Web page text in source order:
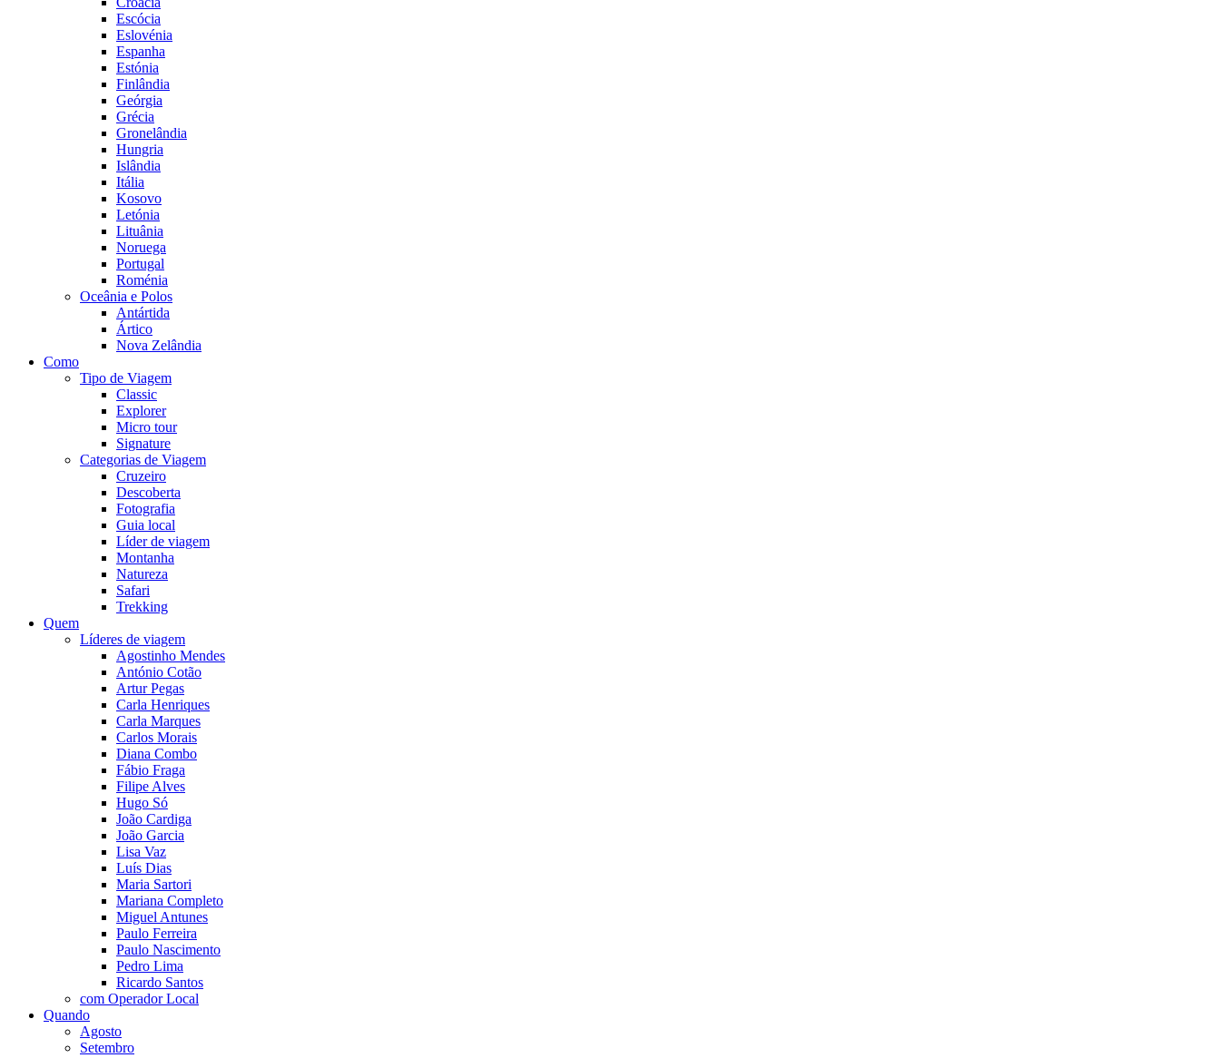
Escócia
Eslovénia
Espanha
Estónia
Finlândia
Geórgia
Grécia
Gronelândia
Hungria
Islândia
Itália
Kosovo
Letónia
Lituânia
Noruega
Portugal
Roménia
Oceânia e Polos
Antártida
Ártico
Nova Zelândia
Como
Tipo de Viagem
Classic
Explorer
Micro tour
Signature
Categorias de Viagem
Cruzeiro
Descoberta
Fotografia
Guia local
Líder de viagem
Montanha
Natureza
Safari
Trekking
Quem
Líderes de viagem
Agostinho Mendes
António Cotão
Artur Pegas
Carla Henriques
Carla Marques
Carlos Morais
Diana Combo
Fábio Fraga
Filipe Alves
Hugo Só
João Cardiga
João Garcia
Lisa Vaz
Luís Dias
Maria Sartori
Mariana Completo
Miguel Antunes
Paulo Ferreira
Paulo Nascimento
Pedro Lima
Ricardo Santos
com Operador Local
Quando
Agosto
Setembro